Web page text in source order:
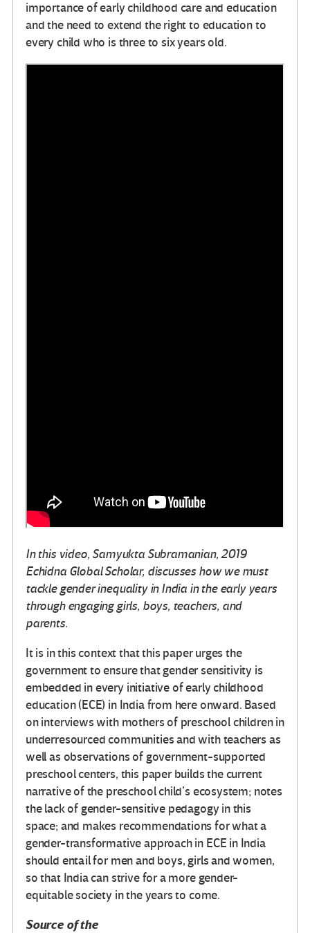
importance of early childhood care and education
and the need to extend the right to education to
every child who is three to six years old.
In this video, Samyukta Subramanian, 2019
Echidna Global Scholar, discusses how we must
tackle gender inequality in India in the early years
through engaging girls, boys, teachers, and
parents.
It is in this context that this paper urges the
government to ensure that gender sensitivity is
embedded in every initiative of early childhood
education (ECE) in India from here onward. Based
on interviews with mothers of preschool children in
underresourced communities and with teachers as
well as observations of government-supported
preschool centers, this paper builds the current
narrative of the preschool child’s ecosystem; notes
the lack of gender-sensitive pedagogy in this
space; and makes recommendations for what a
gender-transformative approach in ECE in India
should entail for men and boys, girls and women,
so that India can strive for a more gender-
equitable society in the years to come.
Source of the